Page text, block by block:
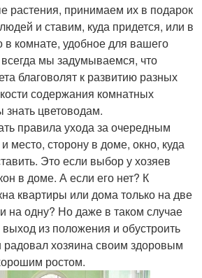
растения, принимаем их в подарок
и ставим, куда придется, или в
в комнате, удобное для вашего
мы задумываемся, что
благоволят к развитию разных
содержания комнатных
цветоводам.
правила ухода за очередным
место, сторону в доме, окно, куда
Это если выбор у хозяев
в доме. А если его нет? К
квартиры или дома только на две
на одну? Но даже в таком случае
из положения и обустроить
радовал хозяина своим здоровым
ростом.